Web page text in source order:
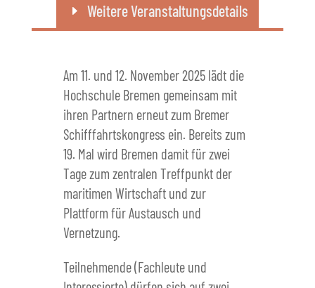
Weitere Veranstaltungsdetails
Am 11. und 12. November 2025 lädt die
Hochschule Bremen gemeinsam mit
ihren Partnern erneut zum Bremer
Schifffahrtskongress ein. Bereits zum
19. Mal wird Bremen damit für zwei
Tage zum zentralen Treffpunkt der
maritimen Wirtschaft und zur
Plattform für Austausch und
Vernetzung.
Teilnehmende (Fachleute und